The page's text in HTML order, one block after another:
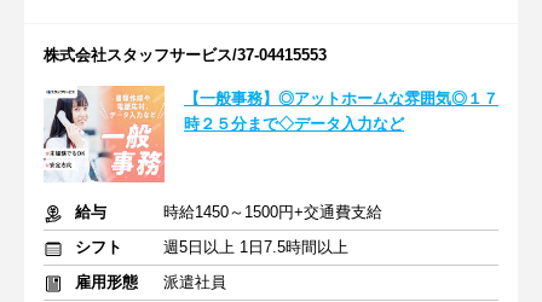
株式会社スタッフサービス/37-04415553
【一般事務】◎アットホームな雰囲気◎１７
時２５分まで◇データ入力など
給与
時給1450～1500円+交通費支給
シフト
週5日以上 1日7.5時間以上
雇用形態
派遣社員